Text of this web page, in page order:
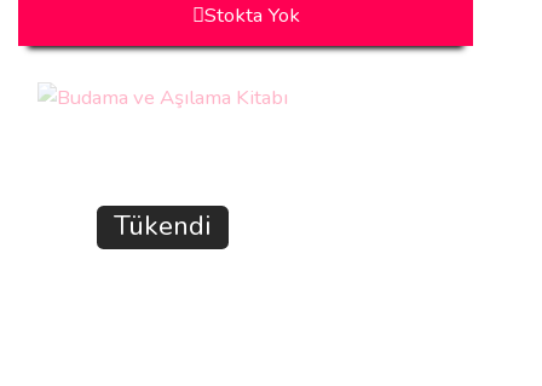
Stokta Yok
Tükendi